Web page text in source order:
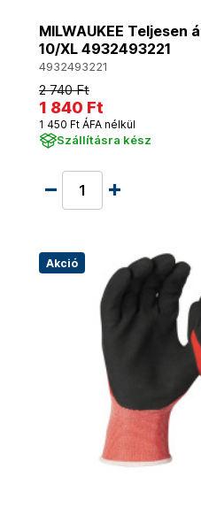
MILWAUKEE
10/XL 4932493221
4932493221
2 740 Ft
1 840 Ft
1 450 Ft ÁFA nélkül
Szállításra kész
Akció